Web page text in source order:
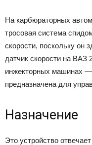
На карбюраторных
тросовая система
скорости, поскольку он
датчик скорости на ВАЗ
инжекторных машинах —
предназначена для
Назначение
Это устройство